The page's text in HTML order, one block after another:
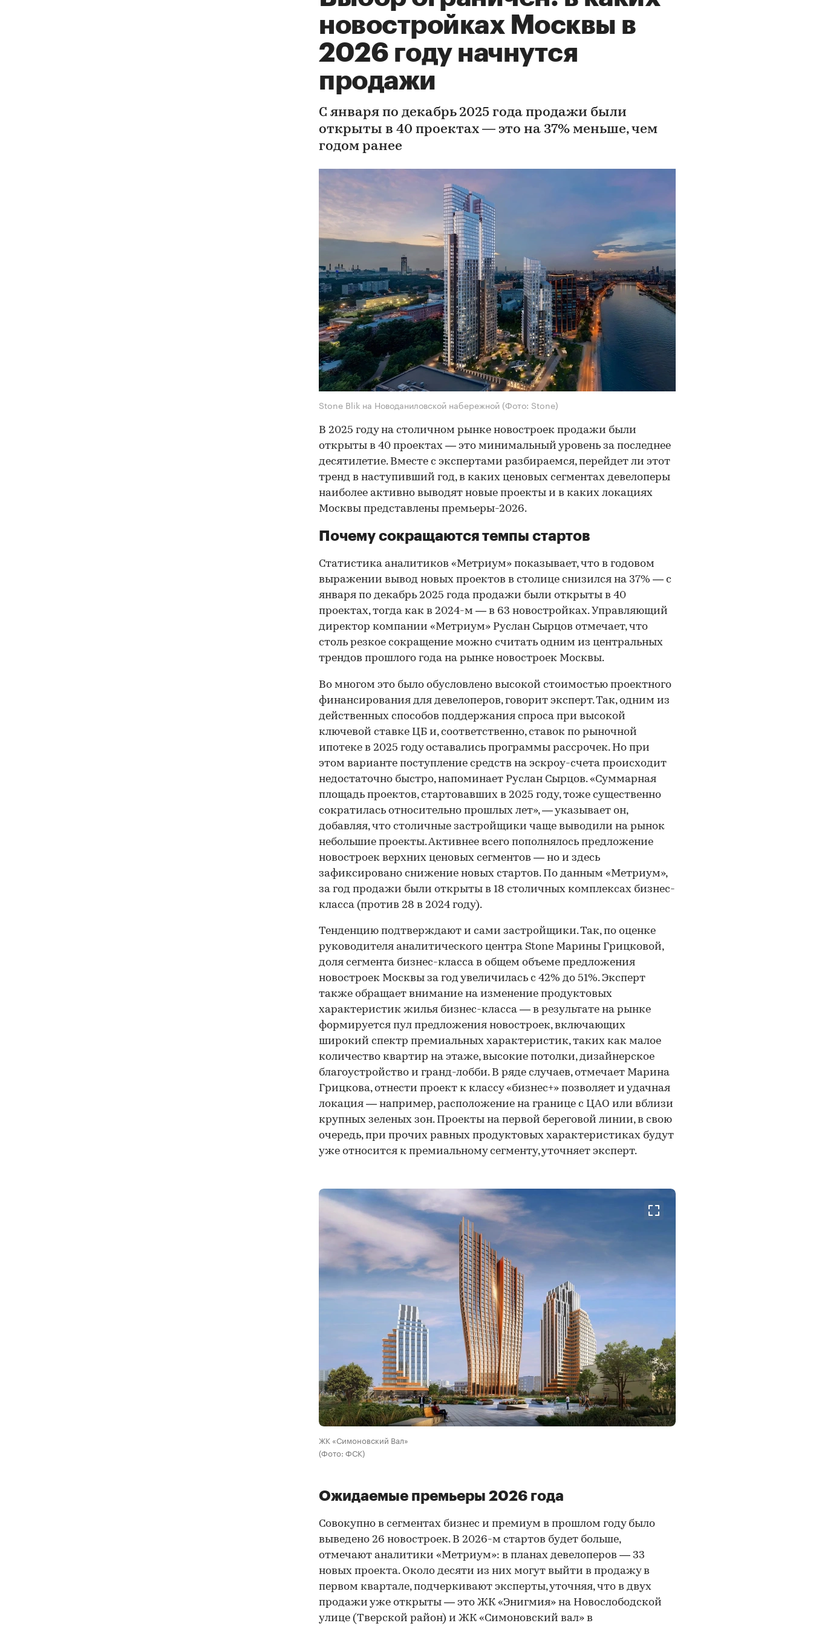
новостройках Москвы в
2026 году начнутся
продажи
С января по декабрь 2025 года продажи были
открыты в 40 проектах — это на 37% меньше, чем
годом ранее
Stone Blik на Новоданиловской набережной (Фото: Stone)
В 2025 году на столичном рынке новостроек продажи были
открыты в 40 проектах — это минимальный уровень за последнее
десятилетие. Вместе с экспертами разбираемся, перейдет ли этот
тренд в наступивший год, в каких ценовых сегментах девелоперы
наиболее активно выводят новые проекты и в каких локациях
Москвы представлены премьеры-2026.
Почему сокращаются темпы стартов
Статистика аналитиков «Метриум» показывает, что в годовом
выражении вывод новых проектов в столице снизился на 37% — с
января по декабрь 2025 года продажи были открыты в 40
проектах, тогда как в 2024-м — в 63 новостройках. Управляющий
директор компании «Метриум» Руслан Сырцов отмечает, что
столь резкое сокращение можно считать одним из центральных
трендов прошлого года на рынке новостроек Москвы.
Во многом это было обусловлено высокой стоимостью проектного
финансирования для девелоперов, говорит эксперт. Так, одним из
действенных способов поддержания спроса при высокой
ключевой ставке ЦБ и, соответственно, ставок по рыночной
ипотеке в 2025 году оставались программы рассрочек. Но при
этом варианте поступление средств на эскроу-счета происходит
недостаточно быстро, напоминает Руслан Сырцов. «Суммарная
площадь проектов, стартовавших в 2025 году, тоже существенно
сократилась относительно прошлых лет», — указывает он,
добавляя, что столичные застройщики чаще выводили на рынок
небольшие проекты. Активнее всего пополнялось предложение
новостроек верхних ценовых сегментов — но и здесь
зафиксировано снижение новых стартов. По данным «Метриум»,
за год продажи были открыты в 18 столичных комплексах бизнес-
класса (против 28 в 2024 году).
Тенденцию подтверждают и сами застройщики. Так, по оценке
руководителя аналитического центра Stone Марины Грицковой,
доля сегмента бизнес-класса в общем объеме предложения
новостроек Москвы за год увеличилась с 42% до 51%. Эксперт
также обращает внимание на изменение продуктовых
характеристик жилья бизнес-класса — в результате на рынке
формируется пул предложения новостроек, включающих
широкий спектр премиальных характеристик, таких как малое
количество квартир на этаже, высокие потолки, дизайнерское
благоустройство и гранд-лобби. В ряде случаев, отмечает Марина
Грицкова, отнести проект к классу «бизнес+» позволяет и удачная
локация — например, расположение на границе с ЦАО или вблизи
крупных зеленых зон. Проекты на первой береговой линии, в свою
очередь, при прочих равных продуктовых характеристиках будут
уже относится к премиальному сегменту, уточняет эксперт.
ЖК «Симоновский Вал»
(Фото: ФСК)
Ожидаемые премьеры 2026 года
Совокупно в сегментах бизнес и премиум в прошлом году было
выведено 26 новостроек. В 2026-м стартов будет больше,
отмечают аналитики «Метриум»: в планах девелоперов — 33
новых проекта. Около десяти из них могут выйти в продажу в
первом квартале, подчеркивают эксперты, уточняя, что в двух
продажи уже открыты — это ЖК «Энигмия» на Новослободской
улице (Тверской район) и ЖК «Симоновский вал» в